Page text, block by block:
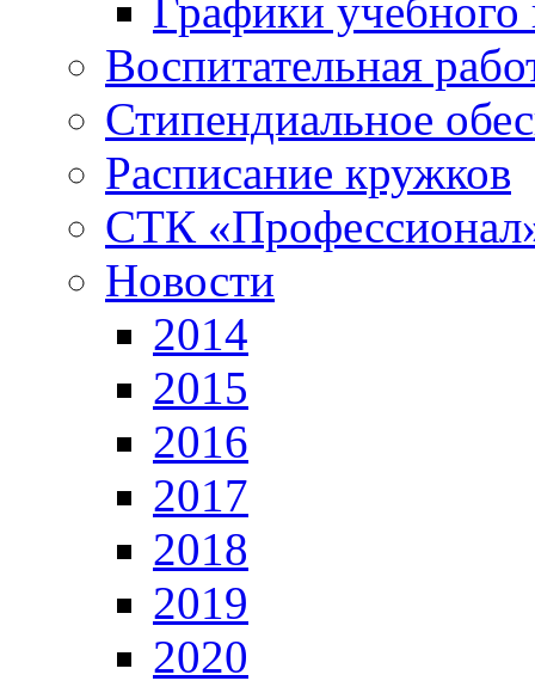
Графики учебного
Воспитательная
Стипендиальное
Расписание кружков
СТК
Новости
2014
2015
2016
2017
2018
2019
2020